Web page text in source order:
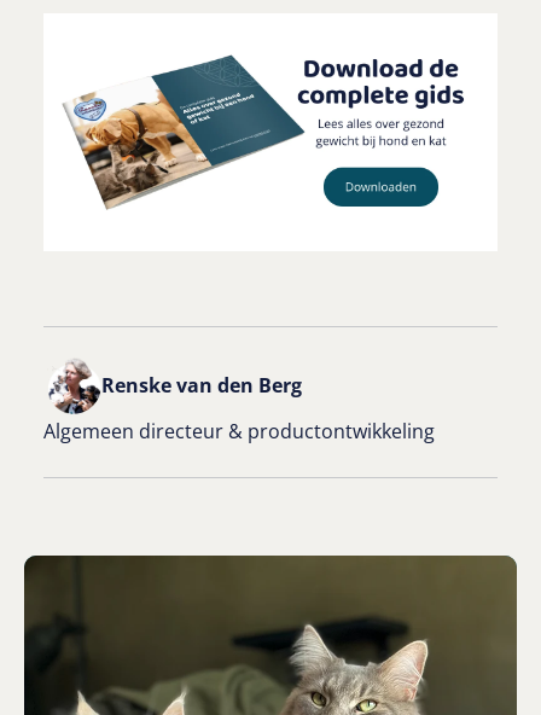
Renske van den Berg
Algemeen directeur & productontwikkeling